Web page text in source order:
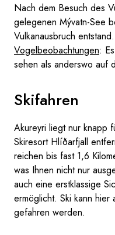
Nach dem Besuch des
gelegenen Mývatn-See
Vulkanausbruch
Vogelbeobachtungen:
sehen als anderswo auf
Skifahren
Akureyri liegt nur knapp
Skiresort Hlíðarfjall
reichen bis fast 1,6
was Ihnen nicht nur
auch eine erstklassige
ermöglicht. Ski kann hier
gefahren werden.